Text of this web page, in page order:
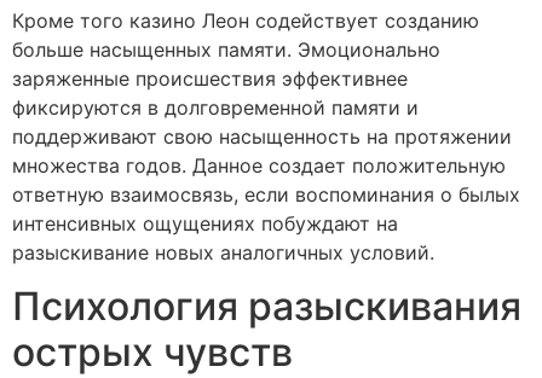
Кроме того казино Леон содействует созданию
больше насыщенных памяти. Эмоционально
заряженные происшествия эффективнее
фиксируются в долговременной памяти и
поддерживают свою насыщенность на протяжении
множества годов. Данное создает положительную
ответную взаимосвязь, если воспоминания о былых
интенсивных ощущениях побуждают на
разыскивание новых аналогичных условий.
Психология разыскивания
острых чувств